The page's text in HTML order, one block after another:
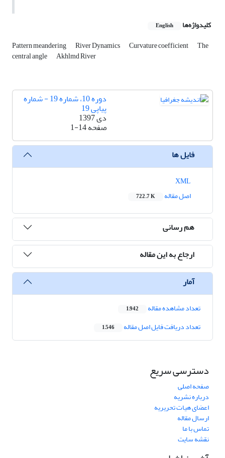
کلیدواژه‌ها English
Pattern meandering River Dynamics Curvature coefficient The
central angle Akhlmd River
دوره 10، شماره 19 - شماره
پیاپی 19
دی 1397
صفحه1-14
فایل ها
اصل مقاله
722.7 K
هم رسانی
ارجاع به این مقاله
آمار
تعداد مشاهده مقاله 1,942
تعداد دریافت فایل اصل مقاله 1,546
دسترسی سریع
صفحه اصلی
درباره نشریه
اعضای هیات تحریریه
ارسال مقاله
تماس با ما
نقشه سایت